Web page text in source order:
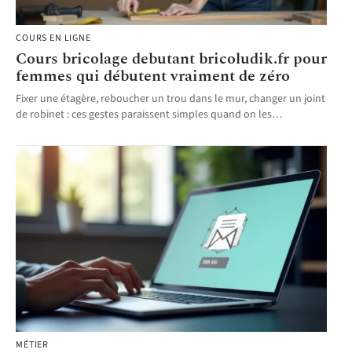
COURS EN LIGNE
Cours bricolage debutant bricoludik.fr pour
femmes qui débutent vraiment de zéro
Fixer une étagère, reboucher un trou dans le mur, changer un joint
de robinet : ces gestes paraissent simples quand on les…
MÉTIER